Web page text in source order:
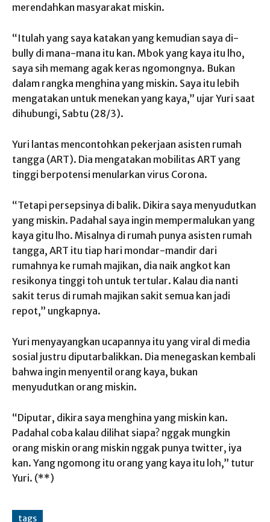
merendahkan masyarakat miskin.
“Itulah yang saya katakan yang kemudian saya di-
bully di mana-mana itu kan. Mbok yang kaya itu lho,
saya sih memang agak keras ngomongnya. Bukan
dalam rangka menghina yang miskin. Saya itu lebih
mengatakan untuk menekan yang kaya,” ujar Yuri saat
dihubungi, Sabtu (28/3).
Yuri lantas mencontohkan pekerjaan asisten rumah
tangga (ART). Dia mengatakan mobilitas ART yang
tinggi berpotensi menularkan virus Corona.
“Tetapi persepsinya di balik. Dikira saya menyudutkan
yang miskin. Padahal saya ingin mempermalukan yang
kaya gitu lho. Misalnya di rumah punya asisten rumah
tangga, ART itu tiap hari mondar-mandir dari
rumahnya ke rumah majikan, dia naik angkot kan
resikonya tinggi toh untuk tertular. Kalau dia nanti
sakit terus di rumah majikan sakit semua kan jadi
repot,” ungkapnya.
Yuri menyayangkan ucapannya itu yang viral di media
sosial justru diputarbalikkan. Dia menegaskan kembali
bahwa ingin menyentil orang kaya, bukan
menyudutkan orang miskin.
“Diputar, dikira saya menghina yang miskin kan.
Padahal coba kalau dilihat siapa? nggak mungkin
orang miskin orang miskin nggak punya twitter, iya
kan. Yang ngomong itu orang yang kaya itu loh,” tutur
Yuri. (**)
tags